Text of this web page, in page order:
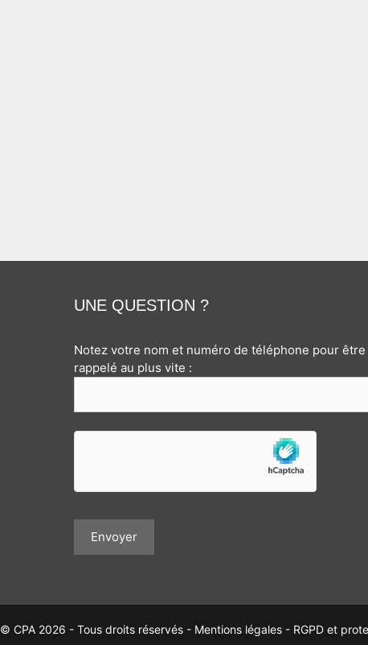
UNE QUESTION ?
Notez votre nom et numéro de téléphone pour être
rappelé au plus vite :
© CPA 2026 - Tous droits réservés - Mentions légales- RGPD et